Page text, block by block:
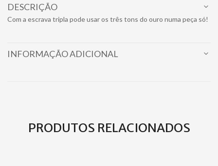
DESCRIÇÃO
Com a escrava tripla pode usar os três tons do ouro numa peça só!
INFORMAÇÃO ADICIONAL
PRODUTOS RELACIONADOS